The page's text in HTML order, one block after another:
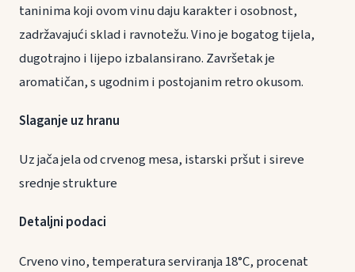
taninima koji ovom vinu daju karakter i osobnost,
zadržavajući sklad i ravnotežu. Vino je bogatog tijela,
dugotrajno i lijepo izbalansirano. Završetak je
aromatičan, s ugodnim i postojanim retro okusom.
Slaganje uz hranu
Uz jača jela od crvenog mesa, istarski pršut i sireve
srednje strukture
Detaljni podaci
Crveno vino, temperatura serviranja 18°C, procenat